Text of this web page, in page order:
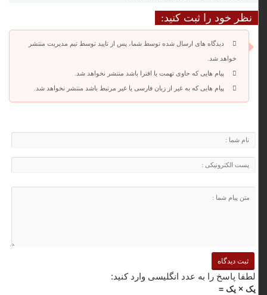
نظر خود را ثبت کنید:
دیدگاه های ارسال شده توسط شما، پس از تایید توسط تیم مدیریت منتشر
خواهد شد.
پیام هایی که حاوی تهمت یا افترا باشد منتشر نخواهد شد.
پیام هایی که به غیر از زبان فارسی یا غیر مرتبط باشد منتشر نخواهد شد.
لطفا پاسخ را به عدد انگلیسی وارد کنید:
یک × یک =